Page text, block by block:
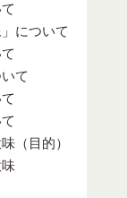
について
て
（目的）